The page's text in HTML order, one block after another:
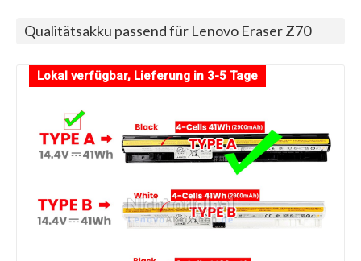
Qualitätsakku passend für Lenovo Eraser Z70
Lokal verfügbar, Lieferung in 3-5 Tage